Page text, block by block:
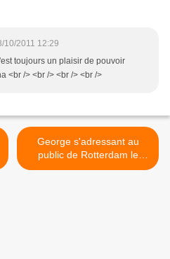
10/2011 12:29
toujours un plaisir de pouvoir
<br /> <br /> <br /> <br />
George s'adressant au
public de Rotterdam le
22/10/11 >